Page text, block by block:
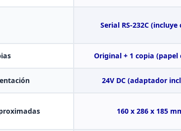
Serial RS-232C (incluye
Original + 1 copia (papel
24V DC(adaptador
160 x 286 x 185